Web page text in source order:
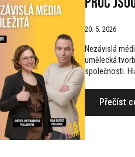
20. 5. 2026
Nezávislá
umělecká
společnosti.
Přečíst